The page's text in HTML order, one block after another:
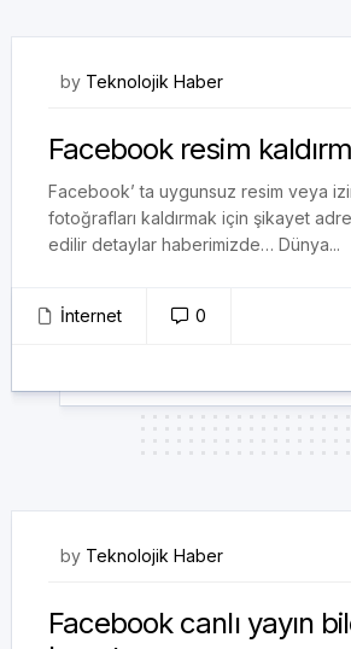
by Teknolojik Haber
Facebook resim
Facebook’ ta uygunsuz resim veya
fotoğrafları kaldırmak için şikayet
edilir detaylar haberimizde… Dünya...
İnternet 0
by Teknolojik Haber
Facebook canlı yayın